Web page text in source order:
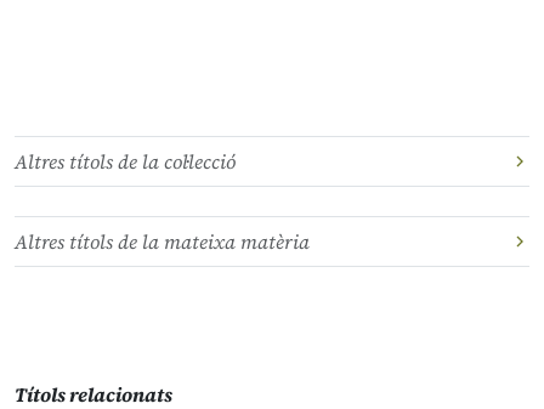
Altres títols de la col·lecció
Altres títols de la mateixa matèria
Títols relacionats